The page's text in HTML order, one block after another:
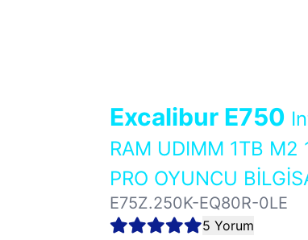
Excalibur E750
RAM UDIMM 1TB M2
PRO OYUNCU
E75Z.250K-EQ80R-0LE
5 Yorum